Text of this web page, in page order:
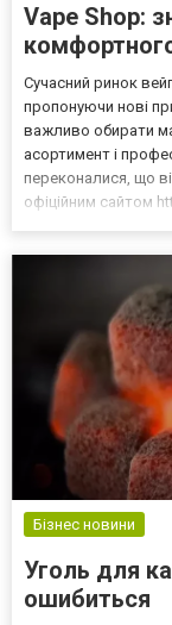
Vape Shop:
Сучасний ринок
пропонуючи нові
важливо обирати
асортимент і
переконалися, що
офіційним сайтом
Бізнес новини
Уголь для
ошибиться